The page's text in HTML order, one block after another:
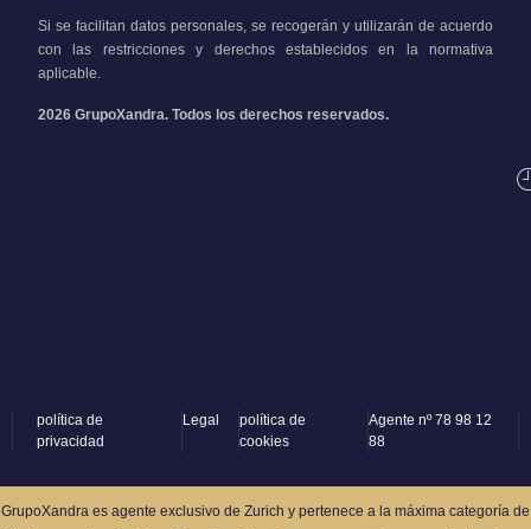
Si se facilitan datos personales, se recogerán y utilizarán de acuerdo
con las restricciones y derechos establecidos en la normativa
aplicable.
2026 GrupoXandra. Todos los derechos reservados.
política de
privacidad
Legal
política de
cookies
Agente nº 78 98 12
88
GrupoXandra es agente exclusivo de Zurich y pertenece a la máxima categoría de